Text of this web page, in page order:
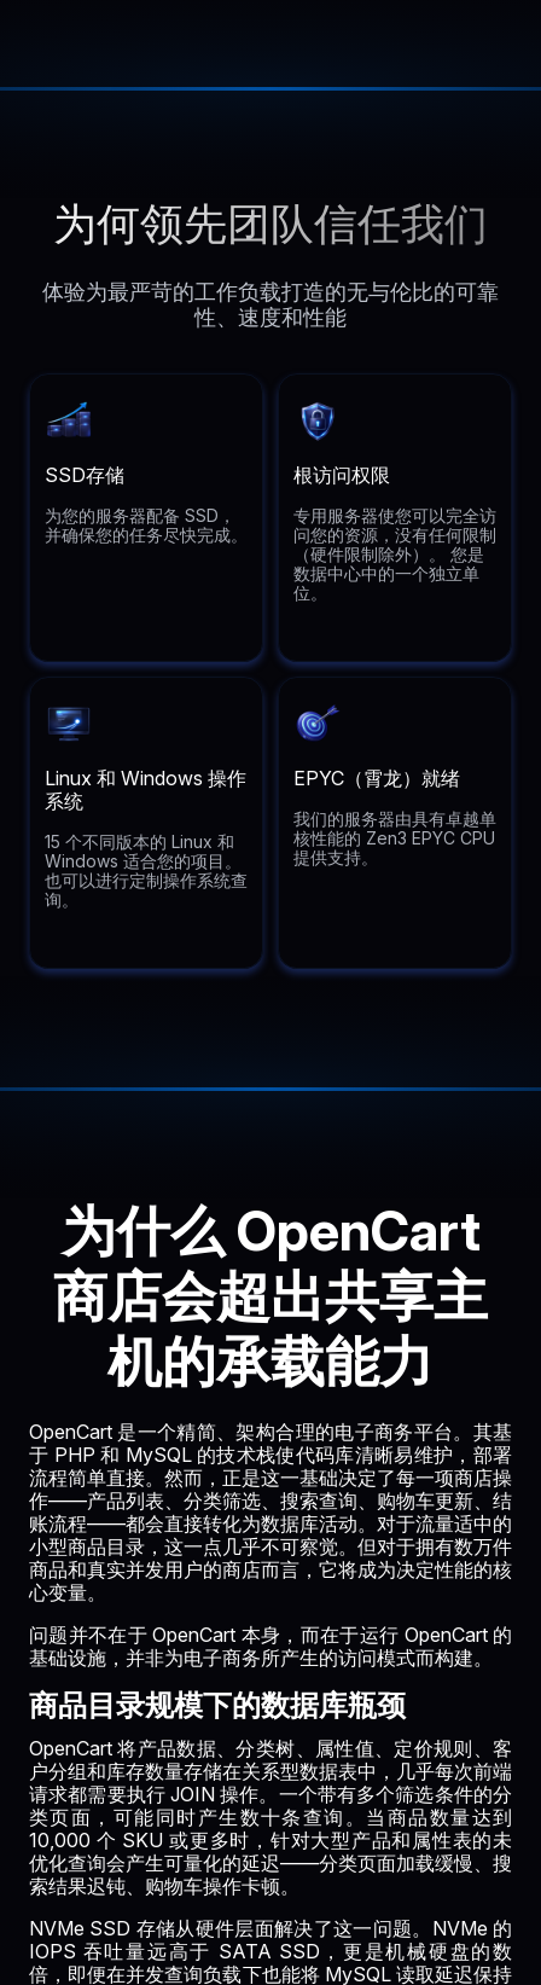
为何领先团队信任我们
体验为最严苛的工作负载打造的无与伦比的可靠
性、速度和性能
SSD存储
为您的服务器配备 SSD，
并确保您的任务尽快完成。
根访问权限
专用服务器使您可以完全访
问您的资源，没有任何限制
（硬件限制除外）。 您是
数据中心中的一个独立单
位。
Linux 和 Windows 操作
系统
15 个不同版本的 Linux 和
Windows 适合您的项目。
也可以进行定制操作系统查
询。
EPYC（霄龙）就绪
我们的服务器由具有卓越单
核性能的 Zen3 EPYC CPU
提供支持。
为什么 OpenCart
商店会超出共享主
机的承载能力
OpenCart 是一个精简、架构合理的电子商务平台。其基
于 PHP 和 MySQL 的技术栈使代码库清晰易维护，部署
流程简单直接。然而，正是这一基础决定了每一项商店操
作——产品列表、分类筛选、搜索查询、购物车更新、结
账流程——都会直接转化为数据库活动。对于流量适中的
小型商品目录，这一点几乎不可察觉。但对于拥有数万件
商品和真实并发用户的商店而言，它将成为决定性能的核
心变量。
问题并不在于 OpenCart 本身，而在于运行 OpenCart 的
基础设施，并非为电子商务所产生的访问模式而构建。
商品目录规模下的数据库瓶颈
OpenCart 将产品数据、分类树、属性值、定价规则、客
户分组和库存数量存储在关系型数据表中，几乎每次前端
请求都需要执行 JOIN 操作。一个带有多个筛选条件的分
类页面，可能同时产生数十条查询。当商品数量达到
10,000 个 SKU 或更多时，针对大型产品和属性表的未
优化查询会产生可量化的延迟——分类页面加载缓慢、搜
索结果迟钝、购物车操作卡顿。
NVMe SSD 存储从硬件层面解决了这一问题。NVMe 的
IOPS 吞吐量远高于 SATA SSD，更是机械硬盘的数
倍，即便在并发查询负载下也能将 MySQL 读取延迟保持